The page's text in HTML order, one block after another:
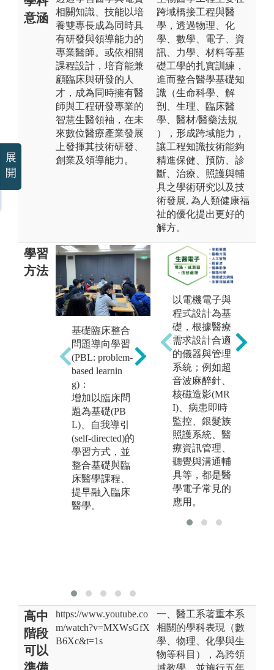
意涵
相關知識、技能以培
養雙專長成為同時具
有研發與領導能力的
專業醫師。或依相關
課程設計，培育能兼
顧臨床與研發的人
才，成為同時擁有醫
師與工程研發專業的
智慧生醫領袖，在未
來數位醫療產業發展
上發揮其技術研發、
創業及領導能力。
跨域橋接工程與醫
學，透過物理、化
學、數學、電子、資
訊、力學、材料等基
礎工學的扎實訓練，
進而整合醫學基礎知
識（生命科學、解
剖、生理、臨床醫
學、醫材/醫藥法規
），形成跨域能力，
讓工程知識技術能夠
精進保健、預防、診
斷、治療、照護與輔
具之學術研究以及技
術發展, 為人類健康福
祉的優化提出更好的
解方。
學習
方法
基礎臨床整合
問題導向學習
(PBL: problem-
based learnin
g)：
增加以臨床問
題為基礎(PB
L)、自我導引
(self-directed)的
學習方式，並
整合基礎與臨
床醫學課程、
提早融入臨床
醫學。
課堂講授:課程
包含數個學習
區段(learning bl
ocks)，每一區
段包含數週之
授課及問題導
向學習PBL病
案討論，並且
融入適度之醫
病關係(Physici
ans and Societ
y)，以及段考
測驗。講堂授
課及實驗課程
涵蓋各學習區
以電機電子與
程式設計為基
礎，根據醫療
需求設計合適
的儀器與管理
系統；例如超
音波麻醉針、
核磁造影(MR
I)、病患即時
監控、銀髮族
照護系統、醫
療資訊管理、
聽覺與溝通輔
具等，都是醫
學電子常見的
應用。
高中
階段
可以
https://www.youtube.co
m/watch?v=MXWsGfX
B6Xc&t=1s
一、醫工系著重本系
相關的學科表現（數
學、物理、化學與生
物等科目），為跨領
域教學，並施行五年
展
開